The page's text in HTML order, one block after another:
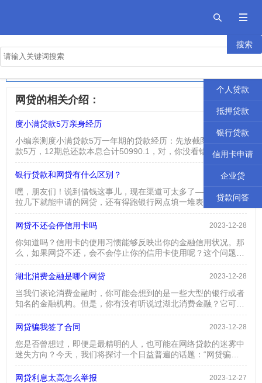


首页
贷款攻略
个人贷款
抵押贷款
银行贷款
信用卡申请
企业贷
贷款问答
搜索
2026年十大良心贷款平台
正规网贷前十名的排行榜
网贷的相关介绍：
度小满贷款5万亲身经历
小编亲测度小满贷款5万一年期的贷款经历：先放截图吧： 总借
款5万，12期总还款本息合计50990.1，对，你没看错，就是本
息加起来一共50990.1，相当于利息一共是990.1元。 在网上看
到有人说被坑了，利息高之类的话，小编在此要说一下了，在你
借出来之前，也就是在你贷款提现之前，这个还款计划表会出来
的，每个人的利息是不一样的，如果高了完全可以选...
2026-04-22
银行贷款和网贷有什么区别？
嘿，朋友们！说到借钱这事儿，现在渠道可太多了——手机上划
拉几下就能申请的网贷，还有得跑银行网点填一堆表格的传统贷
款，是不是经常让人犯迷糊？今天咱就用大白话掰扯掰扯，银行
贷款和网贷到底有啥不一样，看完你就门儿清啦！一、就像相亲
那流程，简直像参加一场漫长的相亲——填申请表、打收入证
明、等客户经理审核、还要总部批额度，一套下来少则三五天...
2023-12-28
网贷不还会停信用卡吗
你知道吗？信用卡的使用习惯能够反映出你的金融信用状况。那
么，如果网贷不还，会不会停止你的信用卡使用呢？这个问题听
起来似乎有些离奇，但它实际上牵涉到我们日常生活中的重要部
分——信用体系。首先，我们需要明确一点：网贷不还确实会影
融身份证”，几乎所有的金融活动都会围绕它进行。当你逾期不
还款时，这将被记录在你的个人信用报告中，影响到你的信用评
分。而信...
2023-12-28
湖北消费金融是哪个网贷
当我们谈论消费金融时，你可能会想到的是一些大型的银行或者
知名的金融机构。但是，你有没有听说过湖北消费金融？它可能
不像那些大牌机构那样响亮，但却在网络贷款领域发挥着不可忽
视的作用。今天，我们就来深入探讨一下湖北消费金融究竟是哪
费金融是一家在湖北地区提供个人消费贷款服务的金融机构。它
提供的服务覆盖了教育、装修、旅游、购物等多种消费领域，满
足了消费...
2023-12-28
网贷骗我签了合同
您是否曾想过，即便是最精明的人，也可能在网络贷款的迷雾中
迷失方向？今天，我们将探讨一个日益普遍的话题：“网贷骗我
签了合同”，并试图揭开其背后的神秘面纱。在这个信息爆炸的
时代，网络贷款因其便捷性和广泛的推广而成为许多人的首选。
2023-12-27
网贷利息太高怎么举报